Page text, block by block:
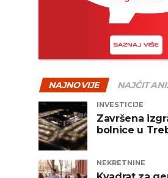
NAJNOVIJE
INVESTICIJE
Završena
bolnice u
NEKRETNINE